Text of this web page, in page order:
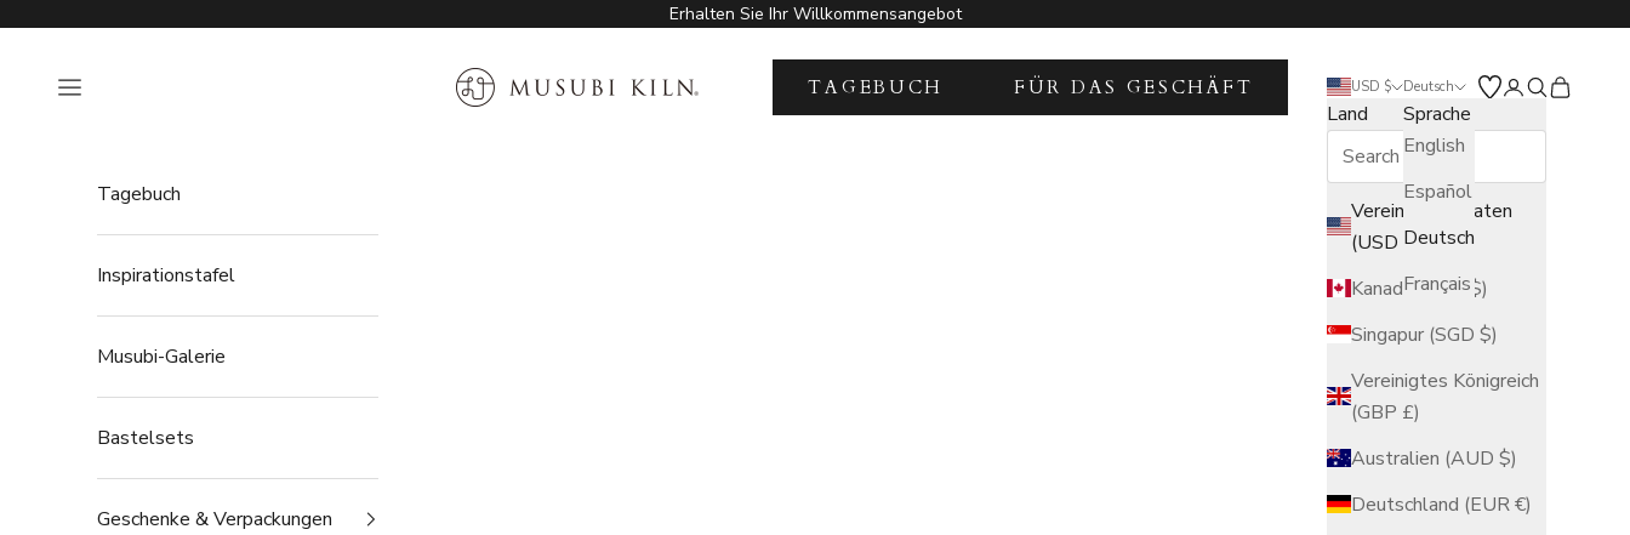
Erhalten Sie Ihr Willkommensangebot
MUSUBI KILN
Navigationsmenü öffnen USD $
Land
Vereinigte Staaten
(USD $)
Kanada (CAD $)
Singapur (SGD $)
Vereinigtes Königreich
(GBP £)
Australien (AUD $)
Deutschland (EUR €)
Deutsch
Sprache
English
Español
Deutsch
Français
Suche
TAGEBUCH FÜR DAS GESCHÄFT
Tagebuch
Inspirationstafel
Musubi-Galerie
Bastelsets
Geschenke & Verpackungen